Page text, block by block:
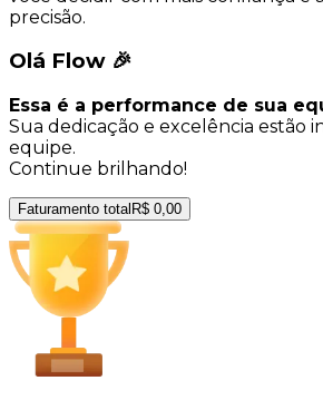
precisão.
Olá Flow 🎉
Essa é a performance de sua
Sua dedicação e excelência estão
equipe.
Continue brilhando!
Faturamento total R$ 0,00